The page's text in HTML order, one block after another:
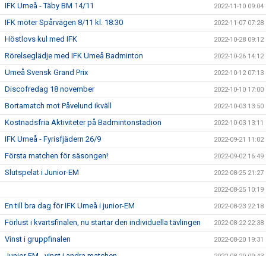
IFK Umeå - Täby BM 14/11 2022-11-10 09:04
IFK möter Spårvägen 8/11 kl. 18:30 2022-11-07 07:28
Höstlovs kul med IFK 2022-10-28 09:12
Rörelseglädje med IFK Umeå Badminton 2022-10-26 14:12
Umeå Svensk Grand Prix 2022-10-12 07:13
Discofredag 18 november 2022-10-10 17:00
Bortamatch mot Påvelund ikväll 2022-10-03 13:50
Kostnadsfria Aktiviteter på Badmintonstadion 2022-10-03 13:11
IFK Umeå - Fyrisfjädern 26/9 2022-09-21 11:02
Första matchen för säsongen! 2022-09-02 16:49
Slutspelat i Junior-EM 2022-08-25 21:27
2022-08-25 10:19
En till bra dag för IFK Umeå i junior-EM 2022-08-23 22:18
Förlust i kvartsfinalen, nu startar den individuella tävlingen 2022-08-22 22:38
Vinst i gruppfinalen 2022-08-20 19:31